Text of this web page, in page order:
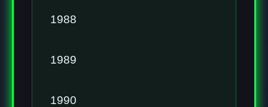
1988
1989
1990